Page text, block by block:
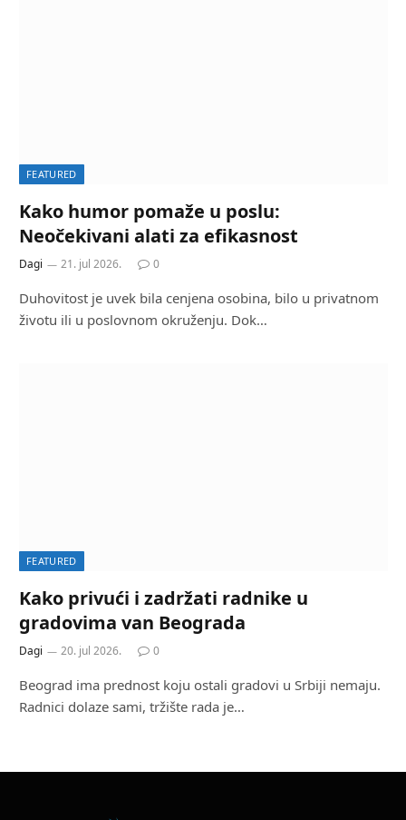
FEATURED
Kako humor pomaže u poslu:
Neočekivani alati za efikasnost
Dagi 21. jul 2026. 0
Duhovitost je uvek bila cenjena osobina, bilo u privatnom
životu ili u poslovnom okruženju. Dok…
FEATURED
Kako privući i zadržati radnike u
gradovima van Beograda
Dagi 20. jul 2026. 0
Beograd ima prednost koju ostali gradovi u Srbiji nemaju.
Radnici dolaze sami, tržište rada je…